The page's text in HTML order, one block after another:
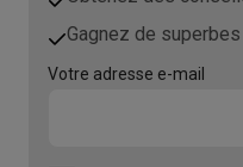
Gagnez de
Votre adresse e-mail